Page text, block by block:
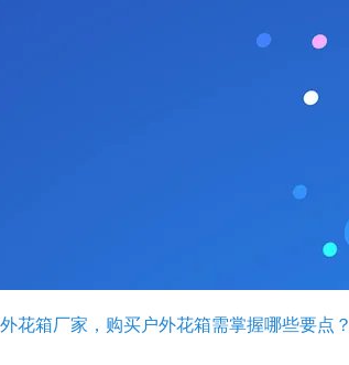
花箱厂家，购买户外花箱需掌握哪些要点？